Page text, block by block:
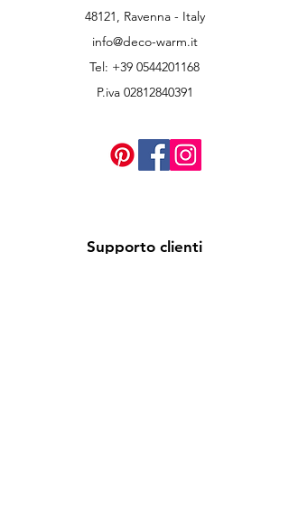
48121, Ravenna - Italy
info@deco-warm.it
Tel: +39 0544201168
P.iva 02812840391
Supporto clienti